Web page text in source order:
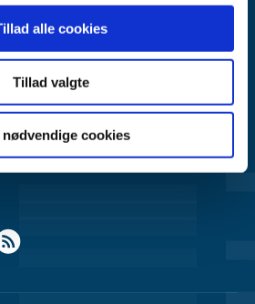
alle cookies
Tillad valgte
nødvendige cookies
en del af
- 15)